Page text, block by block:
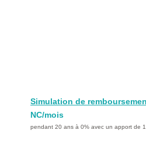
Simulation de
NC/mois
pendant 20 ans à 0% avec un apport de